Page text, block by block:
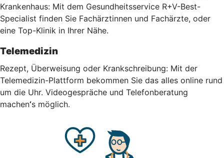
Krankenhaus: Mit dem Gesundheitsservice R+V-Best-
Specialist finden Sie Fachärztinnen und Fachärzte, oder
eine Top-Klinik in Ihrer Nähe.
Telemedizin
Rezept, Überweisung oder Krankschreibung: Mit der
Telemedizin-Plattform bekommen Sie das alles online rund
um die Uhr. Videogespräche und Telefonberatung
machen‘s möglich.